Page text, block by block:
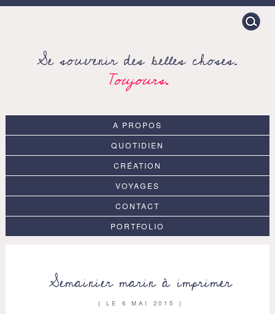
Search
for:
Se souvenir des belles choses.
Toujours.
A PROPOS
QUOTIDIEN
CRÉATION
VOYAGES
CONTACT
PORTFOLIO
Semainier marin à imprimer
{ LE 6 MAI 2015 }